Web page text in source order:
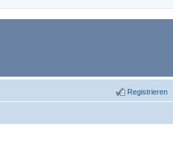
Registrieren